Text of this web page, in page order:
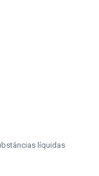
líquidas